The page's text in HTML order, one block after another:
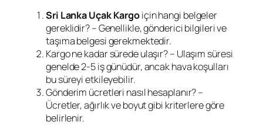
Sri Lanka Uçak Kargoiçin hangi belgeler
gereklidir? – Genellikle, gönderici bilgileri ve
taşıma belgesi gerekmektedir.
Kargo ne kadar sürede ulaşır? – Ulaşım süresi
genelde 2-5 iş günüdür, ancak hava koşulları
bu süreyi etkileyebilir.
Gönderim ücretleri nasıl hesaplanır? –
Ücretler, ağırlık ve boyut gibi kriterlere göre
belirlenir.